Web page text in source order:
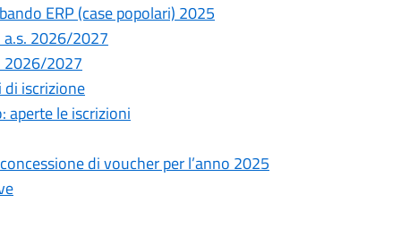
ERP (case popolari) 2025
a.s. 2026/2027
2026/2027
iscrizione
aperte le iscrizioni
di voucher per l’anno 2025